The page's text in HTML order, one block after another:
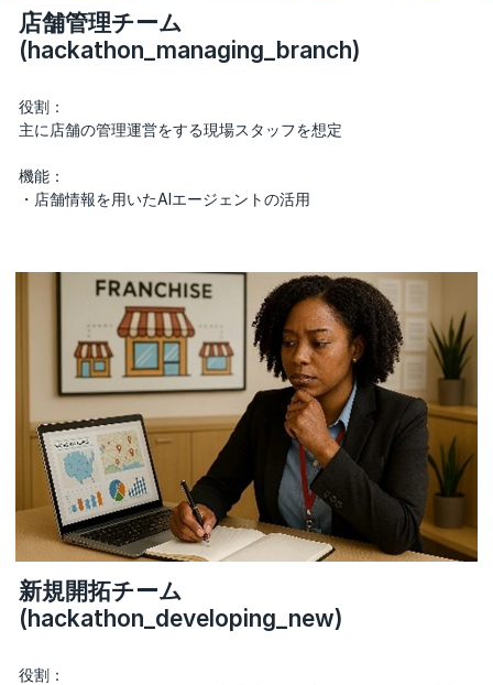
店舗管理チーム
(hackathon_managing_branch)
役割：
主に店舗の管理運営をする現場スタッフを想定
機能：
・店舗情報を用いたAIエージェントの活用
新規開拓チーム
(hackathon_developing_new)
役割：